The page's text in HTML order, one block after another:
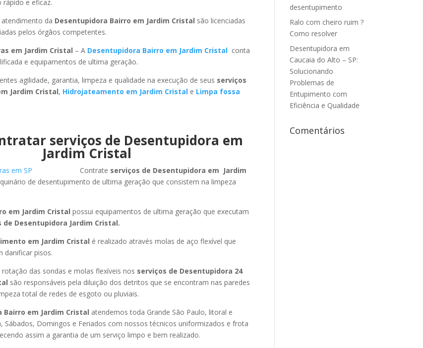
e eficaz.
da Desentupidora Bairro em Jardim Cristal são licenciadas
pelos órgãos competentes.
em Jardim Cristal – A Desentupidora Bairro em Jardim Cristal conta
e equipamentos de ultima geração.
agilidade, garantia, limpeza e qualidade na execução de seus serviços
Jardim Cristal, Hidrojateamento em Jardim Cristale Limpa fossa
serviços de Desentupidora em
Jardim Cristal
Contrate serviços de Desentupidora em Jardim
de desentupimento de ultima geração que consistem na limpeza
em Jardim Cristal possui equipamentos de ultima geração que executam
de Desentupidora Jardim Cristal.
em Jardim Cristal é realizado através molas de aço flexível que
danificar pisos.
das sondas e molas flexíveis nos serviços de Desentupidora 24
são responsáveis pela diluição dos detritos que se encontram nas paredes
total de redes de esgoto ou pluviais.
Bairro em Jardim Cristal atendemos toda Grande São Paulo, litoral e
Sábados, Domingos e Feriados com nossos técnicos uniformizados e frota
assim a garantia de um serviço limpo e bem realizado.
desentupimento
Ralo com cheiro ruim ?
Como resolver
Desentupidora em
Caucaia do Alto – SP:
Solucionando
Problemas de
Entupimento com
Eficiência e Qualidade
Comentários